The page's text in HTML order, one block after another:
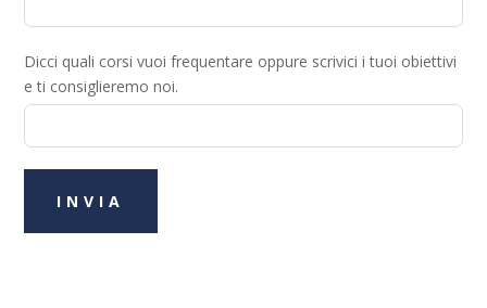
Dicci quali corsi vuoi frequentare oppure scrivici i tuoi obiettivi
e ti consiglieremo noi.
INVIA